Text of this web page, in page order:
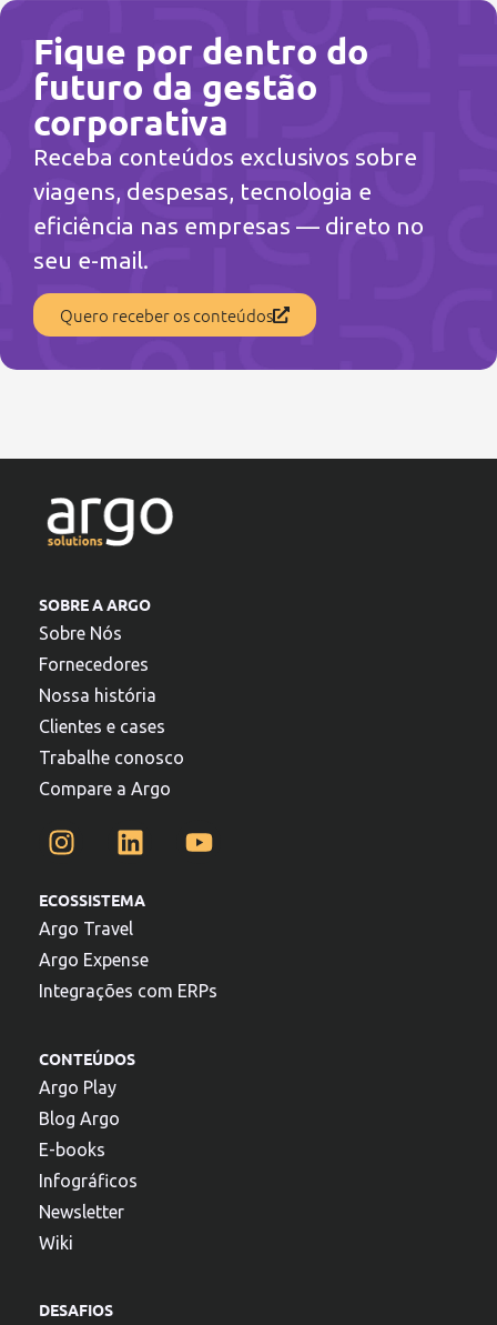
Fique por dentro do
futuro da gestão
corporativa
Receba conteúdos exclusivos sobre
viagens, despesas, tecnologia e
eficiência nas empresas — direto no
seu e-mail.
Quero receber os conteúdos
SOBRE A ARGO
Sobre Nós
Fornecedores
Nossa história
Clientes e cases
Trabalhe conosco
Compare a Argo
ECOSSISTEMA
Argo Travel
Argo Expense
Integrações com ERPs
CONTEÚDOS
Argo Play
Blog Argo
E-books
Infográficos
Newsletter
Wiki
DESAFIOS